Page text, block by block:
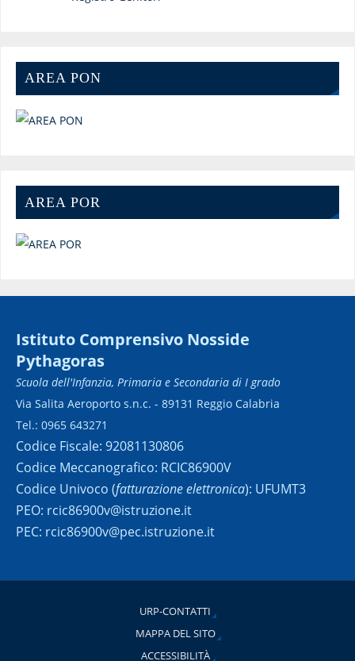
AREA PON
AREA POR
Istituto Comprensivo Nosside
Pythagoras
Scuola dell'Infanzia, Primaria e Secondaria di I grado
Via Salita Aeroporto s.n.c. - 89131 Reggio Calabria
Tel.: 0965 643271
Codice Fiscale: 92081130806
Codice Meccanografico: RCIC86900V
Codice Univoco (fatturazione elettronica): UFUMT3
PEO: rcic86900v@istruzione.it
PEC: rcic86900v@pec.istruzione.it
URP-CONTATTI
MAPPA DEL SITO
ACCESSIBILITÀ